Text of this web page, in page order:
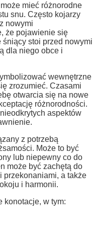
mieć różnorodne
snu. Często kojarzy
nowymi
że pojawienie się
stoi przed nowymi
dla niego obce i
wewnętrzne
zrozumieć. Czasami
otwarcia się na nowe
różnorodności.
aspektów
z potrzebą
Może to być
lub niepewny co do
może być zachętą do
przekonaniami, a także
i harmonii.
konotacje, w tym: